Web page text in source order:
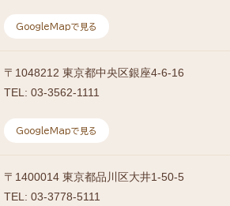
GoogleMapで見る
〒 1048212 東京都中央区銀座4-6-16
TEL: 03-3562-1111
GoogleMapで見る
〒 1400014 東京都品川区大井1-50-5
TEL: 03-3778-5111